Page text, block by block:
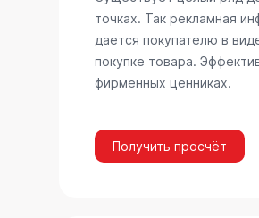
точках. Так рекламная
дается покупателю в
покупке товара.
фирменных ценниках.
Получить просчёт